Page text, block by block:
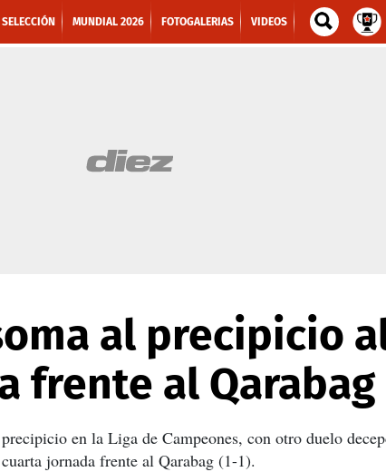
SELECCIÓN MUNDIAL 2026 FOTOGALERIAS VIDEOS
al precipicio
frente al Qarabag
en la Liga de Campeones, con otro duelo
jornada frente al Qarabag (1-1).